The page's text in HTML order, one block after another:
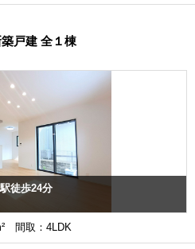
戸建 全１棟
徒歩24分
間取：4LDK